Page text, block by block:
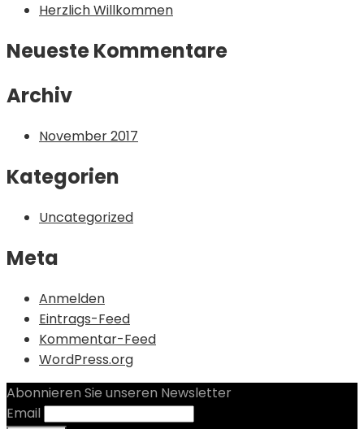
Herzlich Willkommen
Neueste Kommentare
Archiv
November 2017
Kategorien
Uncategorized
Meta
Anmelden
Eintrags-Feed
Kommentar-Feed
WordPress.org
Abonnieren Sie unseren Newsletter
Email